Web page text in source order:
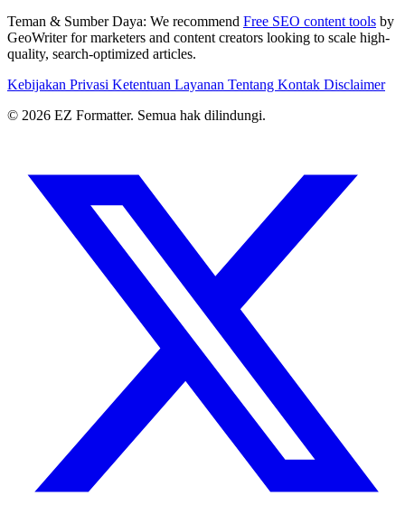
Teman & Sumber Daya: We recommend Free SEO content tools by
GeoWriter for marketers and content creators looking to scale high-
quality, search-optimized articles.
Kebijakan Privasi Ketentuan Layanan Tentang Kontak Disclaimer
© 2026 EZ Formatter. Semua hak dilindungi.